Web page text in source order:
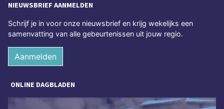
NIEUWSBRIEF AANMELDEN
Schrijf je in voor onze nieuwsbrief en krijg wekelijks een
samenvatting van alle gebeurtenissen uit jouw regio.
Aanmelden
ONLINE DAGBLADEN